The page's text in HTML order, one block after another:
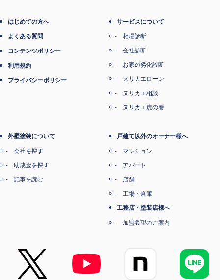
はじめての方へ
よくある質問
コンテンツポリシー
利用規約
プライバシーポリシー
サービスについて
相場診断
会社診断
お家の劣化診断
ヌリカエローン
ヌリカエ相談
ヌリカエ虎の巻
外壁塗装について
会社を探す
助成金を探す
記事を読む
戸建て以外のオーナー様へ
マンション
アパート
店舗
工場・倉庫
工務店・塗装店様へ
加盟希望のご案内